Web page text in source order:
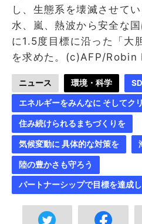
し、生態系を壊滅させて
水、嵐、熱波から安全な
に1.5度目標に沿った「大
を求めた。(c)AFP/Robin
ニュース 環境・科学
エネルギーをみんなに そしてク
住み続けられるまちづくりを
気候変動に 具体的な対策を
陸の豊かさも守ろう
パートナーシップで目標を達成